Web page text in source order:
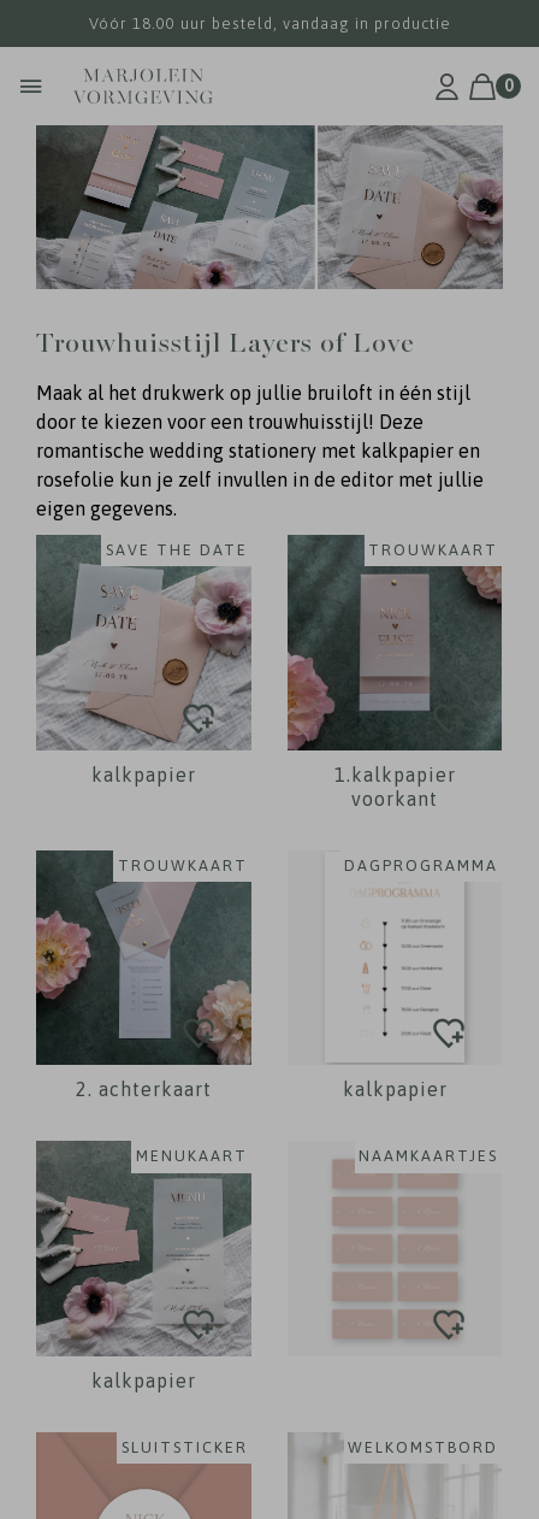
Vóór 18.00 uur besteld, vandaag in productie
0
Trouwhuisstijl Layers of Love
Maak al het drukwerk op jullie bruiloft in één stijl
door te kiezen voor een trouwhuisstijl! Deze
romantische wedding stationery met kalkpapier en
rosefolie kun je zelf invullen in de editor met jullie
eigen gegevens.
SAVE THE DATE
kalkpapier
TROUWKAART
1.kalkpapier
voorkant
TROUWKAART
2. achterkaart
DAGPROGRAMMA
kalkpapier
MENUKAART
kalkpapier
NAAMKAARTJES
SLUITSTICKER WELKOMSTBORD